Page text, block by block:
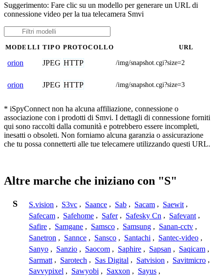
Suggerimento: Fare clic su un modello per generare un URL di
connessione video per la tua telecamera Smvi
MODELLI TIPO PROTOCOLLO URL
orion JPEG HTTP /img/snapshot.cgi?size=2
orion JPEG HTTP /img/snapshot.cgi?size=3
* iSpyConnect non ha alcuna affiliazione, connessione o
associazione con i prodotti di Smvi. I dettagli di connessione forniti
qui sono raccolti dalla comunità e potrebbero essere incompleti,
inesatti o obsoleti. Non forniamo alcuna garanzia o assicurazione
che tu possa connetterti alle tue telecamere utilizzando questi URL.
Altre marche che iniziano con "S"
S S.vision , S3vc , Saance , Sab , Sacam , Saewit ,
Safecam , Safehome , Safer , Safesky Cn , Safevant ,
Safire , Samgane , Samsco , Samsung , Sanan-cctv ,
Sanetron , Sannce , Sansco , Santachi , Santec-video ,
Sanyo , Sanzio , Saocom , Saphire , Sapsan , Saqicam ,
Sarmatt , Sarotech , Sas Digital , Satvision , Savitmicro ,
Savvypixel , Sawyobi , Saxxon , Sayus ,